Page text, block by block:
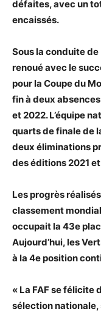
défaites, avec un
encaissés.
Sous la conduite
renoué avec le
pour la Coupe du
fin à deux
et 2022. L’équipe
quarts de finale de
deux éliminations
des éditions 2021
Les progrès
classement mondial
occupait la 43e
Aujourd’hui, les
à la 4e position
« La FAF se félicite
sélection